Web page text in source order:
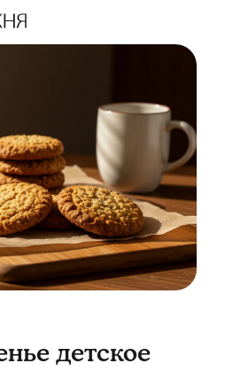
детское